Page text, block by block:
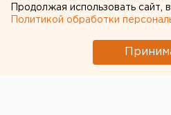
В качканарском детском
соблюдался температурный
помещении младшей группы
Продолжая использовать сайт,
Политикой обработки